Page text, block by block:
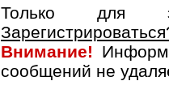
Только для
Внимание!
сообщений не